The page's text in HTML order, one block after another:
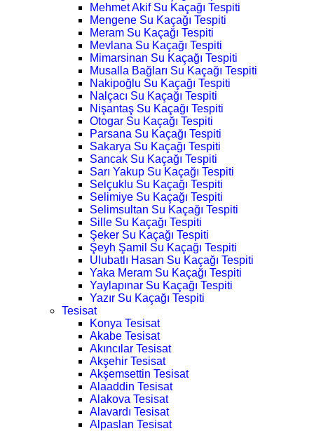
Mehmet Akif Su Kaçağı Tespiti
Mengene Su Kaçağı Tespiti
Meram Su Kaçağı Tespiti
Mevlana Su Kaçağı Tespiti
Mimarsinan Su Kaçağı Tespiti
Musalla Bağları Su Kaçağı Tespiti
Nakipoğlu Su Kaçağı Tespiti
Nalçacı Su Kaçağı Tespiti
Nişantaş Su Kaçağı Tespiti
Otogar Su Kaçağı Tespiti
Parsana Su Kaçağı Tespiti
Sakarya Su Kaçağı Tespiti
Sancak Su Kaçağı Tespiti
Sarı Yakup Su Kaçağı Tespiti
Selçuklu Su Kaçağı Tespiti
Selimiye Su Kaçağı Tespiti
Selimsultan Su Kaçağı Tespiti
Sille Su Kaçağı Tespiti
Şeker Su Kaçağı Tespiti
Şeyh Şamil Su Kaçağı Tespiti
Ulubatlı Hasan Su Kaçağı Tespiti
Yaka Meram Su Kaçağı Tespiti
Yaylapınar Su Kaçağı Tespiti
Yazır Su Kaçağı Tespiti
Tesisat
Konya Tesisat
Akabe Tesisat
Akıncılar Tesisat
Akşehir Tesisat
Akşemsettin Tesisat
Alaaddin Tesisat
Alakova Tesisat
Alavardı Tesisat
Alpaslan Tesisat